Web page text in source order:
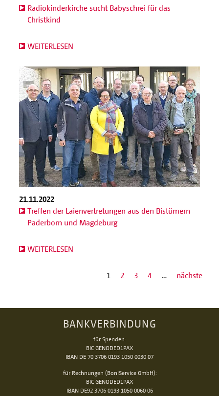
Radiokinderkirche sucht Babyschrei für das
Christkind
WEITERLESEN
21.11.2022
Treffen der Laienvertretungen aus den Bistümern
Paderborn und Magdeburg
WEITERLESEN
1 2 3 4 … nächste
BANKVERBINDUNG
für Spenden:
BIC GENODED1PAX
IBAN DE 70 3706 0193 1050 0030 07
für Rechnungen (BoniService GmbH):
BIC GENODED1PAX
IBAN DE92 3706 0193 1050 0060 06